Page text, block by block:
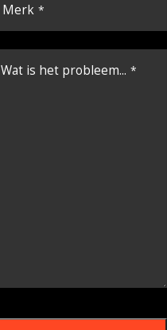
Merk *
Wat is het probleem... *